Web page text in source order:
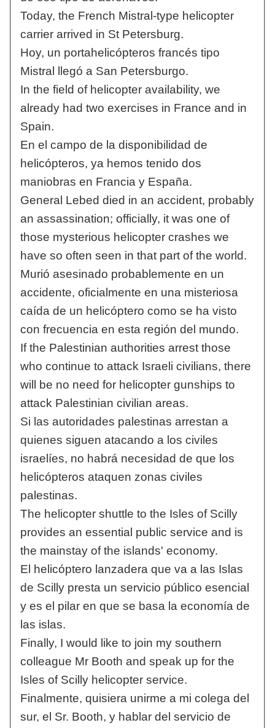
Today, the French Mistral-type helicopter
carrier arrived in St Petersburg.
Hoy, un portahelicópteros francés tipo
Mistral llegó a San Petersburgo.
In the field of helicopter availability, we
already had two exercises in France and in
Spain.
En el campo de la disponibilidad de
helicópteros, ya hemos tenido dos
maniobras en Francia y España.
General Lebed died in an accident, probably
an assassination; officially, it was one of
those mysterious helicopter crashes we
have so often seen in that part of the world.
Murió asesinado probablemente en un
accidente, oficialmente en una misteriosa
caída de un helicóptero como se ha visto
con frecuencia en esta región del mundo.
If the Palestinian authorities arrest those
who continue to attack Israeli civilians, there
will be no need for helicopter gunships to
attack Palestinian civilian areas.
Si las autoridades palestinas arrestan a
quienes siguen atacando a los civiles
israelíes, no habrá necesidad de que los
helicópteros ataquen zonas civiles
palestinas.
The helicopter shuttle to the Isles of Scilly
provides an essential public service and is
the mainstay of the islands' economy.
El helicóptero lanzadera que va a las Islas
de Scilly presta un servicio público esencial
y es el pilar en que se basa la economía de
las islas.
Finally, I would like to join my southern
colleague Mr Booth and speak up for the
Isles of Scilly helicopter service.
Finalmente, quisiera unirme a mi colega del
sur, el Sr. Booth, y hablar del servicio de